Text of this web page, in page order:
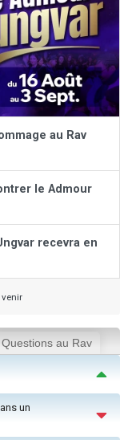
au Rav
le Admour
recevra en
Questions au Rav
un